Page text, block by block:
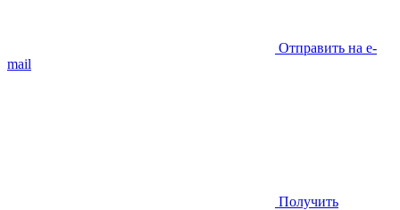
Отправить на e-
mail
Получить